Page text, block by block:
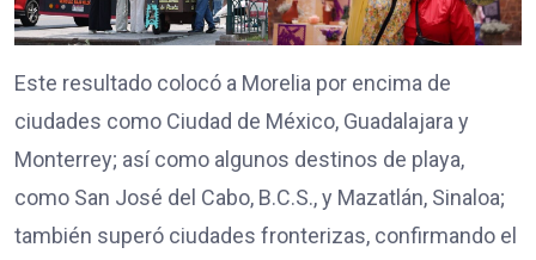
Este resultado colocó a Morelia por encima de
ciudades como Ciudad de México, Guadalajara y
Monterrey; así como algunos destinos de playa,
como San José del Cabo, B.C.S., y Mazatlán, Sinaloa;
también superó ciudades fronterizas, confirmando el